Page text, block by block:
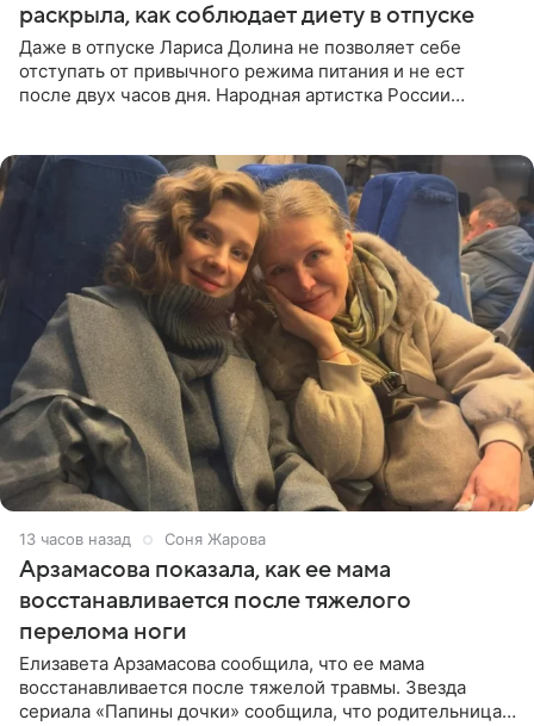
раскрыла, как соблюдает диету в отпуске
Даже в отпуске Лариса Долина не позволяет себе
отступать от привычного режима питания и не ест
после двух часов дня. Народная артистка России
13 часов назад Соня Жарова
Арзамасова показала, как ее мама
восстанавливается после тяжелого
перелома ноги
Елизавета Арзамасова сообщила, что ее мама
восстанавливается после тяжелой травмы. Звезда
сериала «Папины дочки» сообщила, что родительница